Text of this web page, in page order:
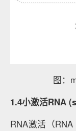
图：
1.4小激活RNA
RNA激活（